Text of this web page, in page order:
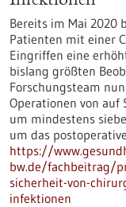
Bereits im Mai 2020
Patienten mit einer
Eingriffen eine
bislang größten
Forschungsteam
Operationen von auf
um mindestens
um das
https://
bw.de/fachbeitrag/
sicherheit-von-
infektionen